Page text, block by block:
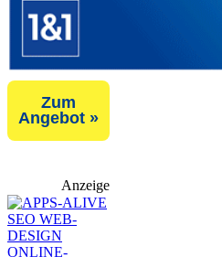
Zum
Angebot »
Anzeige